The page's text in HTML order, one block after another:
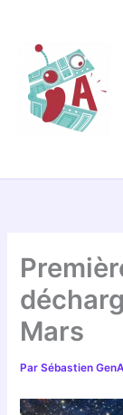
contenu
Mars
ParSébastien